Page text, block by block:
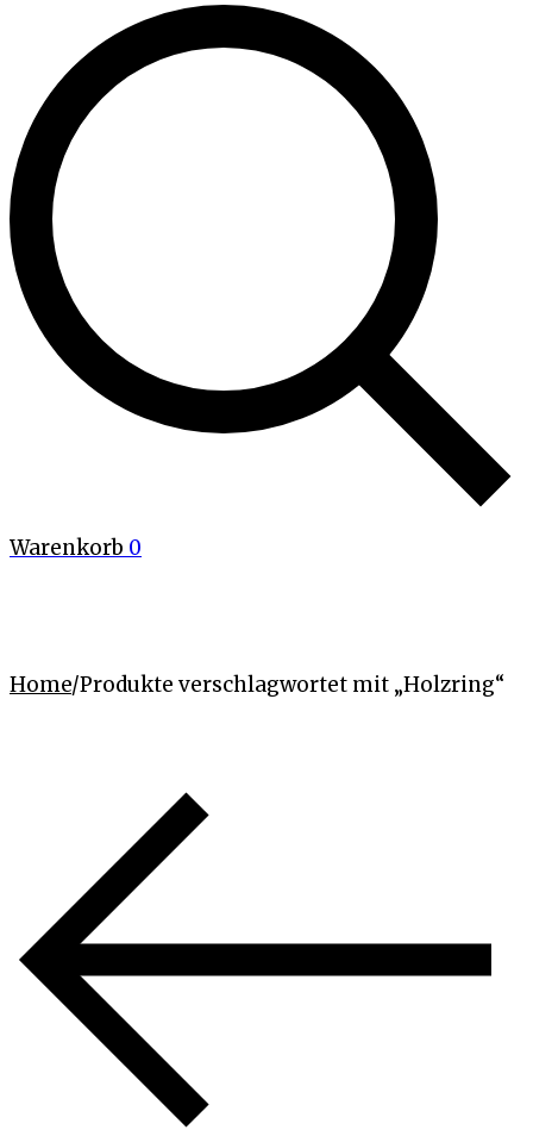
Warenkorb 0
Home/Produkte verschlagwortet mit „Holzring“